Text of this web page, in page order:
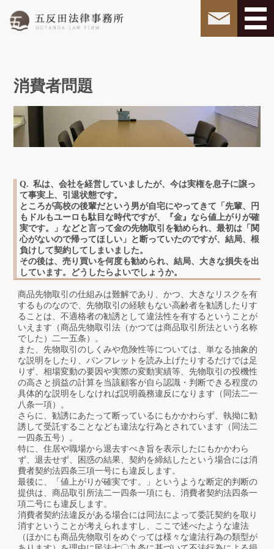
消費者問題
私は、会社を経営していましたが、今は実権を息子に譲っ
て事実上、引退状態です。
ところが高校の後輩だという男が自宅にやってきて「先輩、円
もドルもユーロも駄目な時代ですが、『金』なら値上がりが確
実です。」などと言って金の先物取引を勧められ、最初は「関
心がないので帰ってほしい」と断っていたのですが、結局、根
負けして契約してしまいました。
その後は、売り買いを何度も勧められ、結局、大きな損失を出
しています。どうしたらよいでしょうか。
商品先物取引の仕組みは難解であり、かつ、大きなリスクを有
するものなので、先物取引の経験もない高齢者を勧誘したりす
ることは、不適格者の勧誘として違法性を有するということが
いえます（商品先物取引法（かつては商品取引所法という名称
でした）二一五条）。
また、先物取引のしくみや危険性等については、単なる抽象的
な説明をしたり、パンフレットを読み上げたりするだけでは足
りず、相場変動の要因や実際の変動実績等、先物取引の投機性
の高さと損益の計算を当該顧客が自ら認識・判断できる程度の
具体的な説明をしなければ説明義務違反になります（同法二一
八条一項）。
さらに、勧誘にあたって断っているにもかかわらず、執拗に勧
誘して受託することなども違法な行為とされています（同法二
一四条五号）。
特に、住居や職場から退去すべき旨を表示したにもかかわら
ず、退去せず、困惑の結果、契約を締結したという場合には消
費者契約法四条三項一号にも違反します。
最後に、「値上がりが確実です。」というような断定的判断の
提供は、商品取引所法二一四条一項にも、消費者契約法四条一
項二号にも違反します。
消費者契約法違反がある場合には同法によって委託契約を取り
消すということが考えられますし、ここで述べたような違法
（ほかにも商品先物取引をめぐっては様々な違法行為の類型が